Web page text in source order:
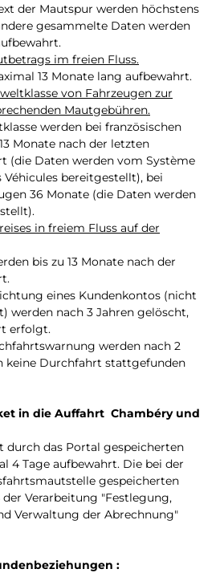
der Mautspur werden höchstens
gesammelte Daten werden
im freien Fluss.
13 Monate lang aufbewahrt.
von Fahrzeugen zur
Mautgebühren.
werden bei französischen
Monate nach der letzten
(die Daten werden vom Système
bereitgestellt), bei
36 Monate (die Daten werden
in freiem Fluss auf der
bis zu 13 Monate nach der
eines Kundenkontos (nicht
werden nach 3 Jahren gelöscht,
erfolgt.
werden nach 2
keine Durchfahrt stattgefunden
in die Auffahrt Chambéry und
durch das Portal gespeicherten
4 Tage aufbewahrt. Die bei der
gespeicherten
Verarbeitung "Festlegung,
Verwaltung der Abrechnung"
: